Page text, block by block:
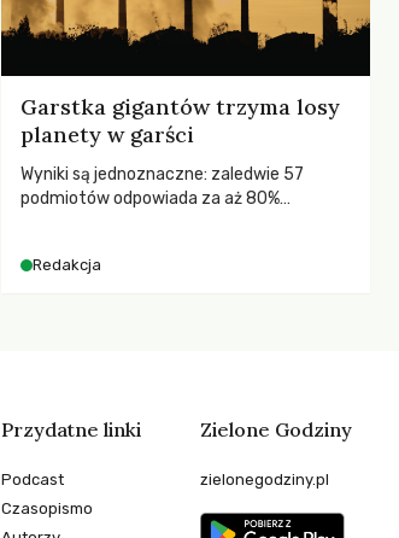
Garstka gigantów trzyma losy
planety w garści
Wyniki są jednoznaczne: zaledwie 57
podmiotów odpowiada za aż 80%
Redakcja
Przydatne linki
Podcast
Czasopismo
Zielone Godziny
zielonegodziny.pl